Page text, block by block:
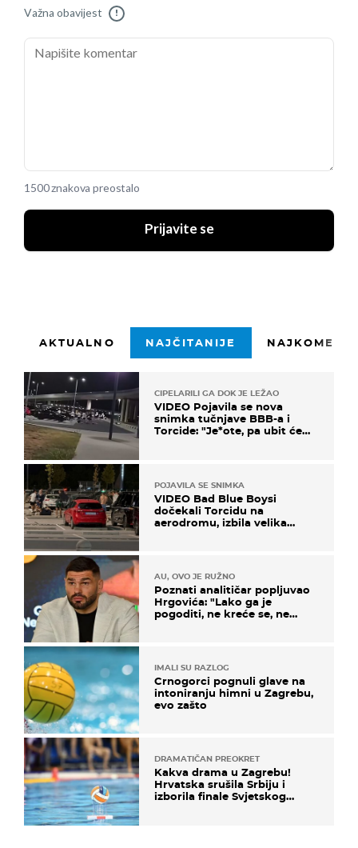
Važna obavijest !
1500 znakova preostalo
Prijavite se
AKTUALNO NAJČITANIJE
CIPELARILI GA DOK JE LEŽAO
VIDEO Pojavila se nova
snimka tučnjave BBB-a i
Torcide: "Je*ote, pa ubit će
POJAVILA SE SNIMKA
VIDEO Bad Blue Boysi
dočekali Torcidu na
aerodromu, izbila velika
AU, OVO JE RUŽNO
Poznati analitičar popljuvao
Hrgovića: "Lako ga je
pogoditi, ne kreće se, ne
IMALI SU RAZLOG
Crnogorci pognuli glave na
intoniranju himni u Zagrebu,
evo zašto
DRAMATIČAN PREOKRET
Kakva drama u Zagrebu!
Hrvatska srušila Srbiju i
izborila finale Svjetskog